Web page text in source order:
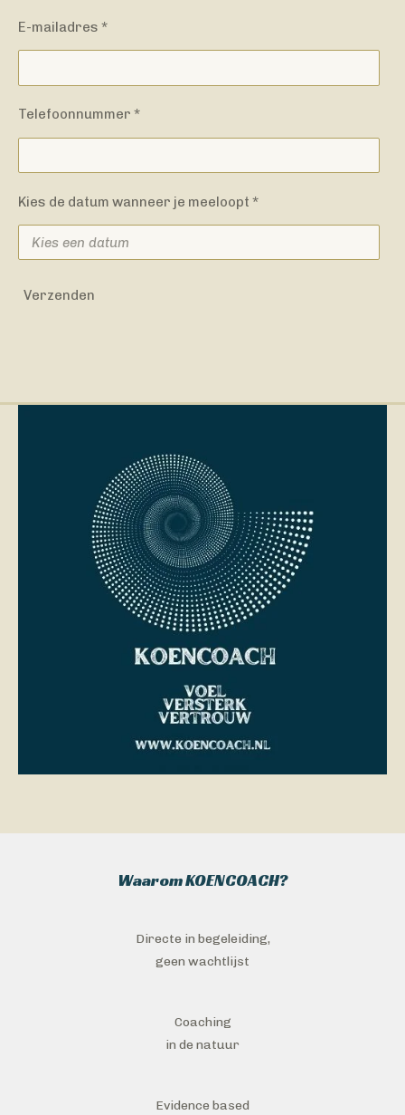
E-mailadres *
Telefoonnummer *
Kies de datum wanneer je meeloopt *
Verzenden
Waarom KOENCOACH?
Directe in begeleiding,
geen wachtlijst
Coaching
in de natuur
Evidence based